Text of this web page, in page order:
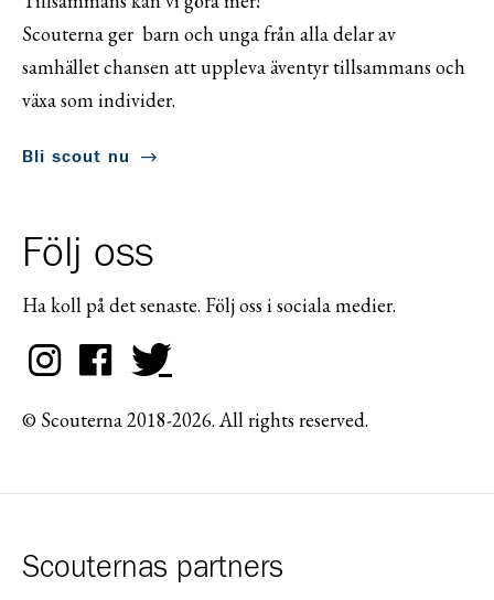
Scouterna ger barn och unga från alla delar av
samhället chansen att uppleva äventyr tillsammans och
växa som individer.
Bli scout nu
Följ oss
Ha koll på det senaste. Följ oss i sociala medier.
© Scouterna 2018-2026. All rights reserved.
Scouternas partners